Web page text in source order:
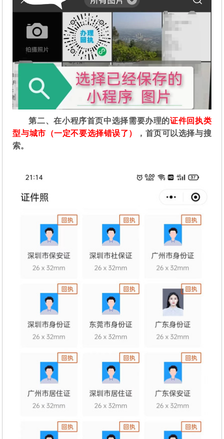
第二、在小程序首页中选择需要办理的证件回执类
型与城市（一定不要选择错误了）
，首页可以选择与搜
索。